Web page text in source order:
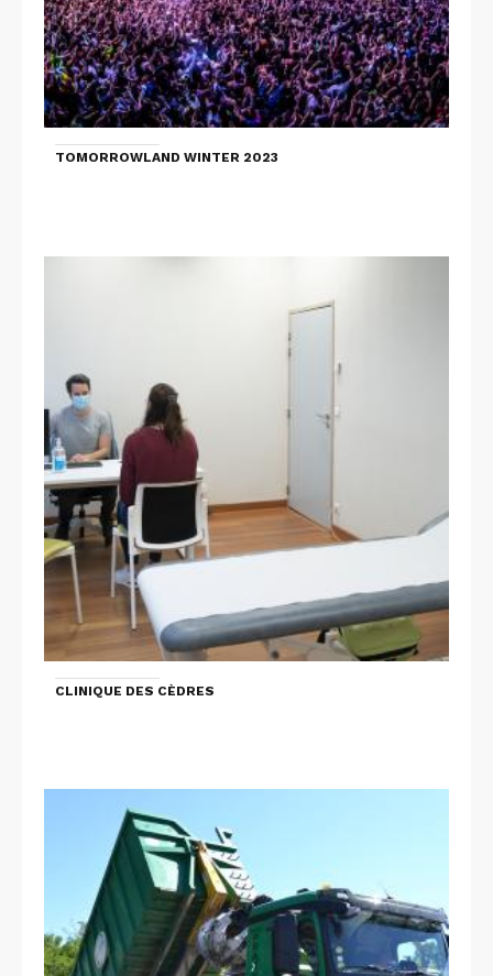
TOMORROWLAND WINTER 2023
CLINIQUE DES CÈDRES